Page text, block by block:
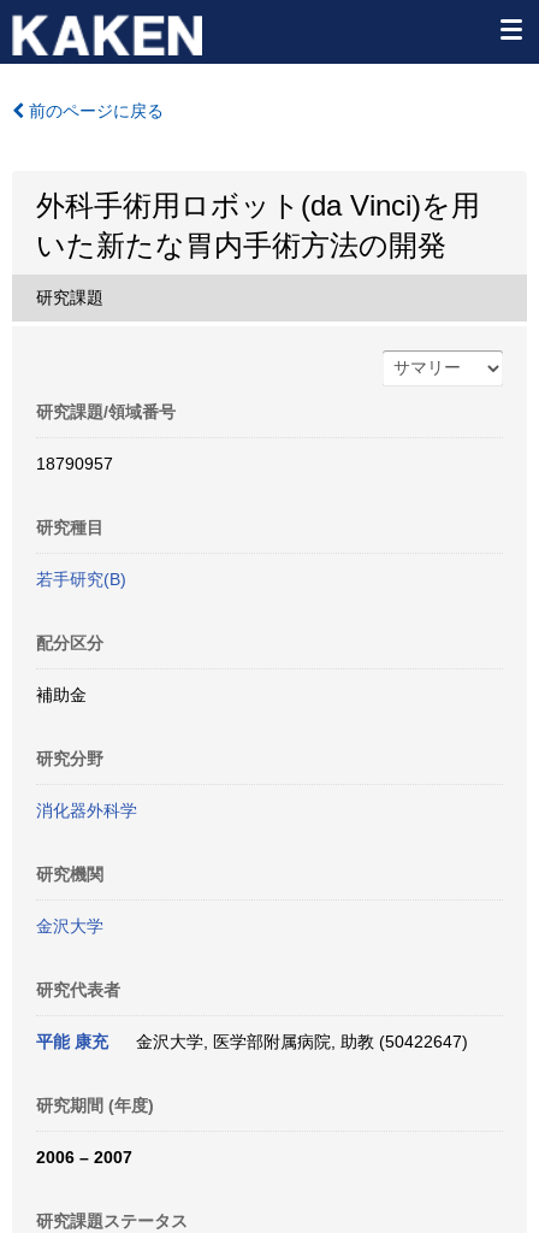
前のページに戻る
外科手術用ロボット(da Vinci)を用
いた新たな胃内手術方法の開発
研究課題
研究課題/領域番号
18790957
研究種目
若手研究(B)
配分区分
補助金
研究分野
消化器外科学
研究機関
金沢大学
研究代表者
平能 康充 金沢大学, 医学部附属病院, 助教 (50422647)
研究期間 (年度)
2006 – 2007
研究課題ステータス